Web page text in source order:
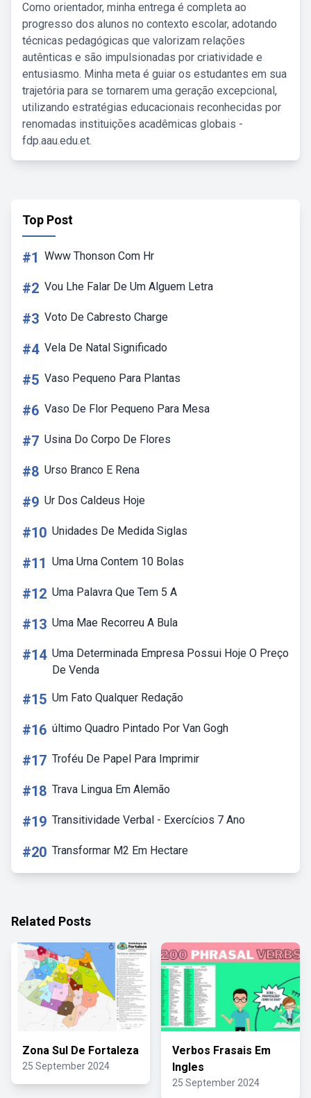
Como orientador, minha entrega é completa ao
progresso dos alunos no contexto escolar, adotando
técnicas pedagógicas que valorizam relações
autênticas e são impulsionadas por criatividade e
entusiasmo. Minha meta é guiar os estudantes em sua
trajetória para se tornarem uma geração excepcional,
utilizando estratégias educacionais reconhecidas por
renomadas instituições acadêmicas globais -
fdp.aau.edu.et.
Top Post
#1 Www Thonson Com Hr
#2 Vou Lhe Falar De Um Alguem Letra
#3 Voto De Cabresto Charge
#4 Vela De Natal Significado
#5 Vaso Pequeno Para Plantas
#6 Vaso De Flor Pequeno Para Mesa
#7 Usina Do Corpo De Flores
#8 Urso Branco E Rena
#9 Ur Dos Caldeus Hoje
#10 Unidades De Medida Siglas
#11 Uma Urna Contem 10 Bolas
#12 Uma Palavra Que Tem 5 A
#13 Uma Mae Recorreu A Bula
#14 Uma Determinada Empresa Possui Hoje O Preço
De Venda
#15 Um Fato Qualquer Redação
#16 último Quadro Pintado Por Van Gogh
#17 Troféu De Papel Para Imprimir
#18 Trava Lingua Em Alemão
#19 Transitividade Verbal - Exercícios 7 Ano
#20 Transformar M2 Em Hectare
Related Posts
Zona Sul De Fortaleza
25 September 2024
Verbos Frasais Em
Ingles
25 September 2024